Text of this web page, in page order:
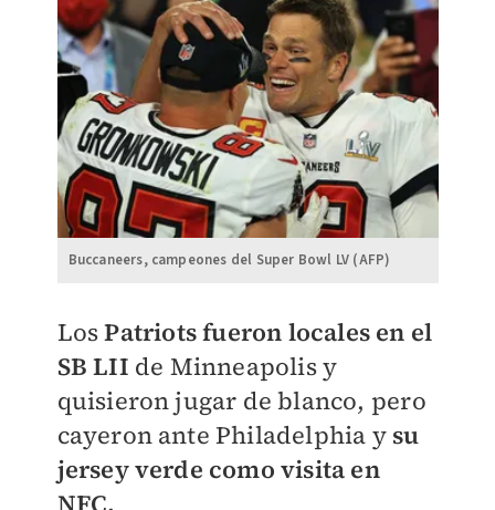
Buccaneers, campeones del Super Bowl LV (AFP)
LosPatriots fueron locales en el
SB LII de Minneapolis y
quisieron jugar de blanco, pero
cayeron ante Philadelphia y su
jersey verde como visita en
NFC.